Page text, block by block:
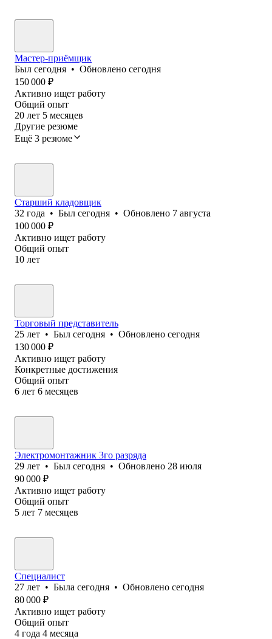
Мастер-приёмщик
Был сегодня • Обновлено сегодня
150 000 ₽
Активно ищет работу
Общий опыт
20 лет 5 месяцев
Другие резюме
Ещё 3 резюме
Старший кладовщик
32 года • Был сегодня • Обновлено 7 августа
100 000 ₽
Активно ищет работу
Общий опыт
10 лет
Торговый представитель
25 лет • Был сегодня • Обновлено сегодня
130 000 ₽
Активно ищет работу
Конкретные достижения
Общий опыт
6 лет 6 месяцев
Электромонтажник 3го разряда
29 лет • Был сегодня • Обновлено 28 июля
90 000 ₽
Активно ищет работу
Общий опыт
5 лет 7 месяцев
Специалист
27 лет • Была сегодня • Обновлено сегодня
80 000 ₽
Активно ищет работу
Общий опыт
4 года 4 месяца